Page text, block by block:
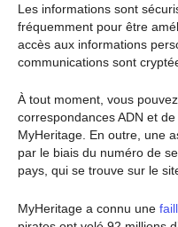
Les informations sont
fréquemment pour être
accès aux informations
communications sont
À tout moment, vous
correspondances ADN et
MyHeritage. En outre, une
par le biais du numéro de
pays, qui se trouve sur le
MyHeritage a connu une